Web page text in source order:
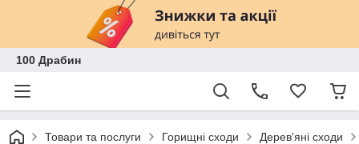
100 Драбин
Товари та послуги Горищні сходи Дерев'яні сходи